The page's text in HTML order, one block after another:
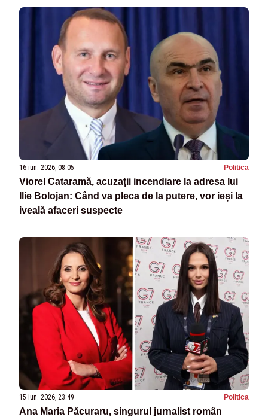
16 iun. 2026, 08:05 Politica
Viorel Cataramă, acuzații incendiare la adresa lui
Ilie Bolojan: Când va pleca de la putere, vor ieși la
iveală afaceri suspecte
15 iun. 2026, 23:49 Politica
Ana Maria Păcuraru, singurul jurnalist român